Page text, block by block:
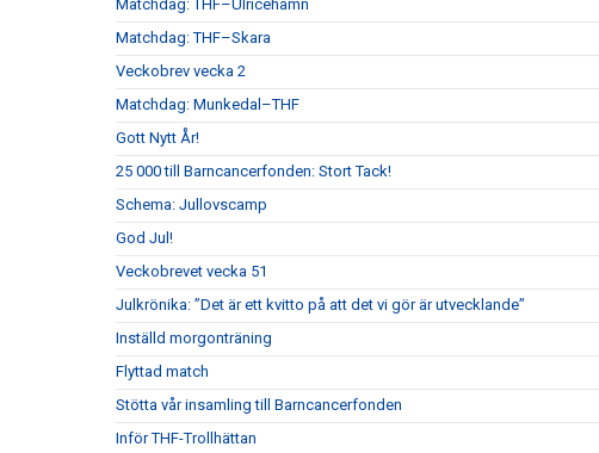
Matchdag: THF–Ulricehamn
Matchdag: THF–Skara
Veckobrev vecka 2
Matchdag: Munkedal–THF
Gott Nytt År!
25 000 till Barncancerfonden: Stort Tack!
Schema: Jullovscamp
God Jul!
Veckobrevet vecka 51
Julkrönika: ”Det är ett kvitto på att det vi gör är utvecklande”
Inställd morgonträning
Flyttad match
Stötta vår insamling till Barncancerfonden
Inför THF-Trollhättan